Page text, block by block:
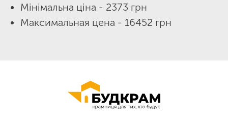
Мінімальна ціна - 2373 грн
Максимальная цена - 16452 грн